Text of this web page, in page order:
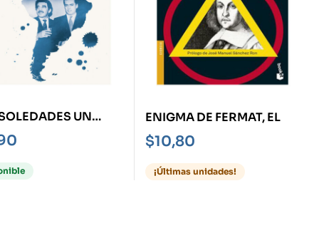
UN
SOBRE LA
EN AMÉRICA
ENIGMA DE FERMAT, EL
$10,80
¡Últimas unidades!